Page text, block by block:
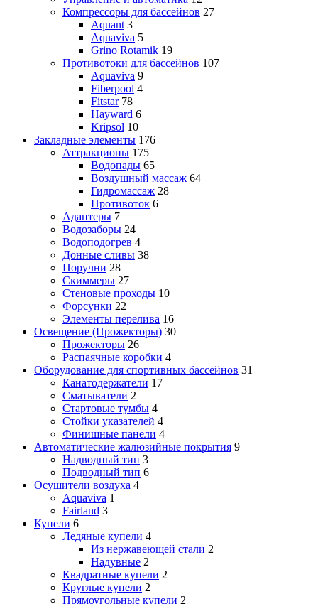
Компрессоры для бассейнов 27
Aquant 3
Aquaviva 5
Grino Rotamik 19
Противотоки для бассейнов 107
Aquaviva 9
Fiberpool 4
Fitstar 78
Hayward 6
Kripsol 10
Закладные элементы 176
Аттракционы 175
Водопады 65
Воздушный массаж 64
Гидромассаж 28
Противоток 6
Адаптеры 7
Водозаборы 24
Водоподогрев 4
Донные сливы 38
Поручни 28
Скиммеры 27
Стеновые проходы 10
Форсунки 22
Элементы перелива 16
Освещение (Прожекторы) 30
Прожекторы 26
Распаячные коробки 4
Оборудование для спортивных бассейнов 31
Канатодержатели 17
Сматыватели 2
Стартовые тумбы 4
Стойки указателей 4
Финишные панели 4
Автоматические жалюзийные покрытия 9
Надводный тип 3
Подводный тип 6
Осушители воздуха 4
Aquaviva 1
Fairland 3
Купели 6
Ледяные купели 4
Из нержавеющей стали 2
Надувные 2
Квадратные купели 2
Круглые купели 2
Прямоугольные купели 2